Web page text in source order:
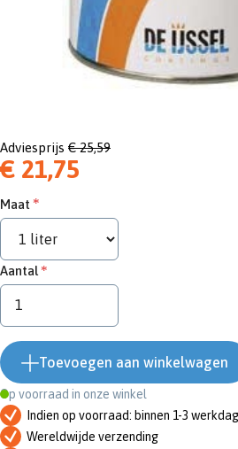
Adviesprijs € 25,59
€ 21,75
Maat
Aantal
Toevoegen aan winkelwagen
Op voorraad in onze winkel
Indien op voorraad: binnen 1-3
Wereldwijde verzending